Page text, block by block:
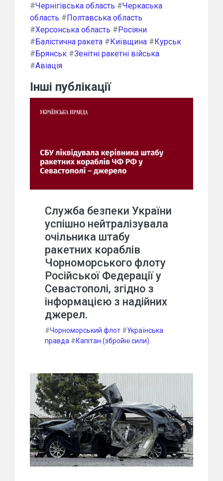
#Чернігівська область #Черкаська
область #Полтавська область
#Херсонська область #Росіяни
#Балістична ракета #Київщина #Курськ
#Брянськ #Зенітні ракетні війська
#Авіація
Інші публікації
Служба безпеки України
успішно нейтралізувала
очільника штабу
ракетних кораблів
Чорноморського флоту
Російської Федерації у
Севастополі, згідно з
інформацією з надійних
джерел.
#Чорноморський флот #Українська
правда #Капітан (збройні сили)